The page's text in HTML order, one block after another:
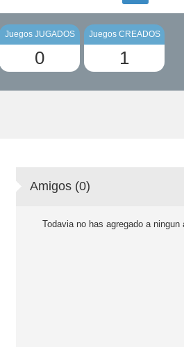
Juegos JUGADOS
0
Juegos CREADOS
1
Amigos (0)
Todavia no has agregado a ningun